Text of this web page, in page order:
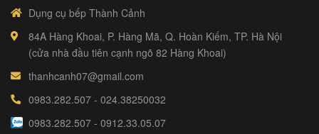
Dụng cụ bếp Thành Cảnh
84A Hàng Khoai, P. Hàng Mã, Q. Hoàn Kiếm, TP. Hà Nội
(cửa nhà đầu tiên cạnh ngõ 82 Hàng Khoai)
thanhcanh07@gmail.com
0983.282.507 - 024.38250032
0983.282.507 - 0912.33.05.07